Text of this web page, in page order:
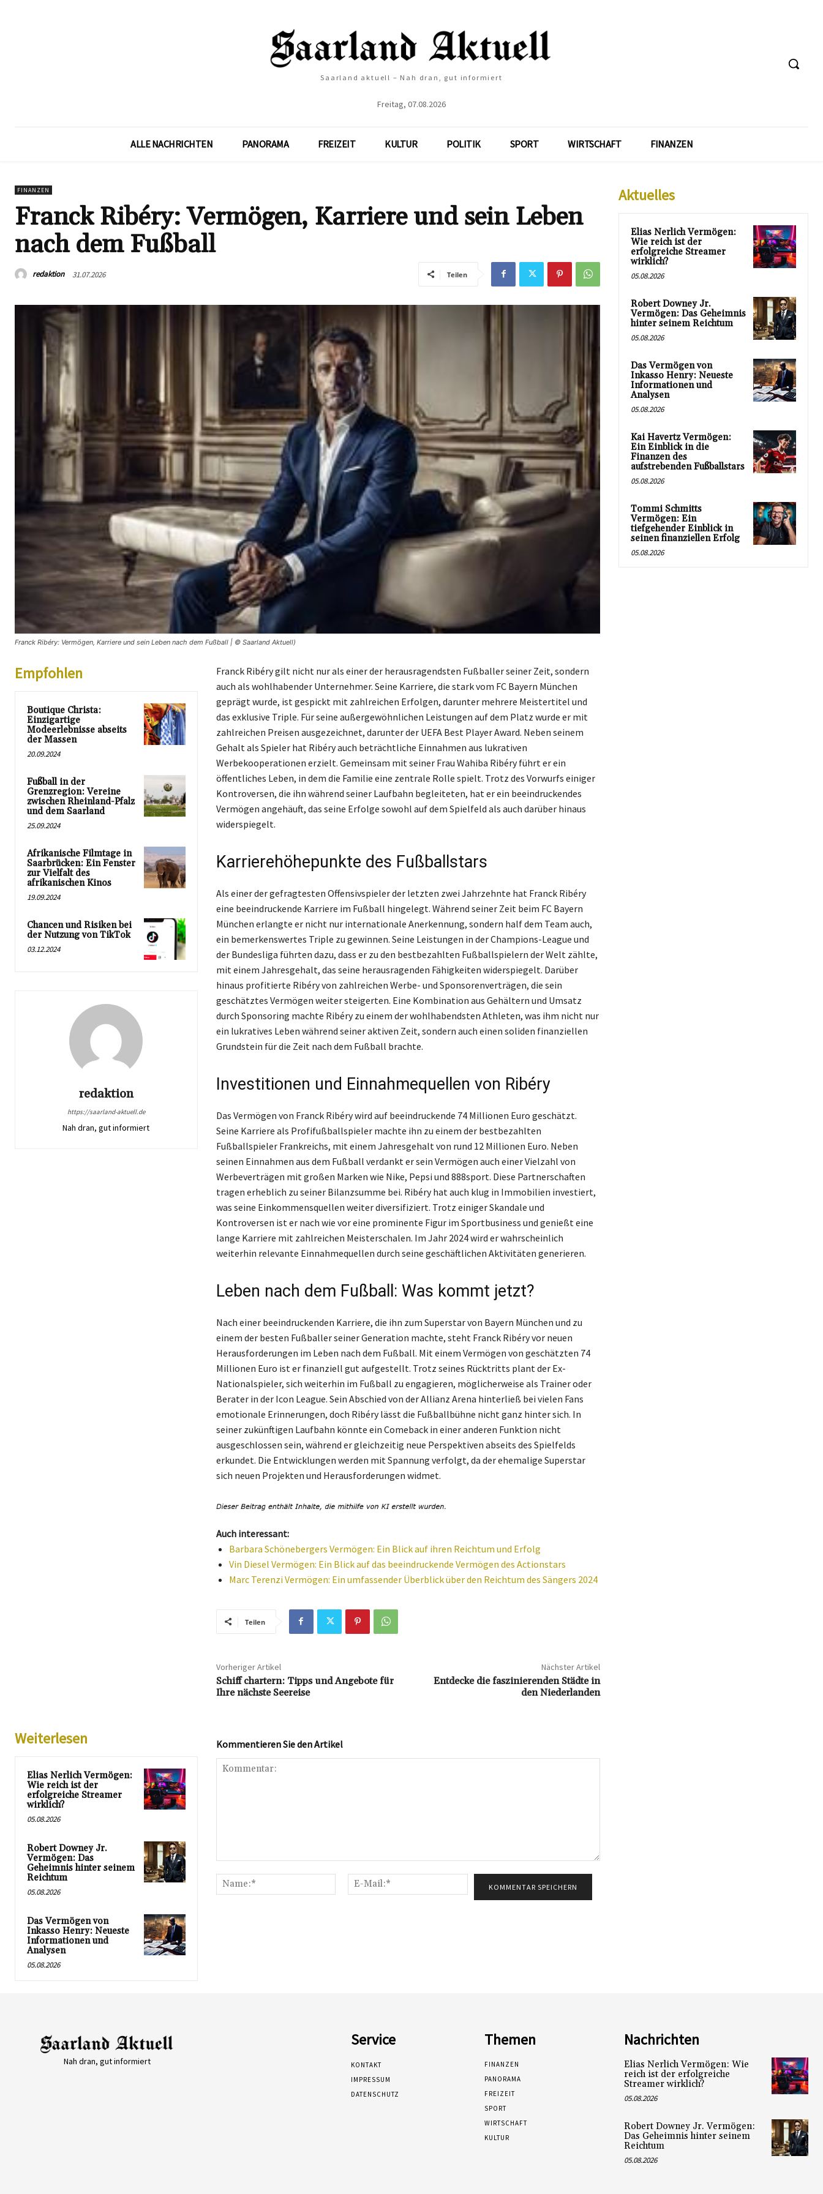
Saarland aktuell – Nah dran, gut informiert
Freitag, 07.08.2026
ALLE NACHRICHTEN PANORAMA FREIZEIT KULTUR POLITIK SPORT WIRTSCHAFT FINANZEN
FINANZEN
Franck Ribéry: Vermögen, Karriere und sein Leben
nach dem Fußball
redaktion 31.07.2026 Teilen
Franck Ribéry: Vermögen, Karriere und sein Leben nach dem Fußball | © Saarland Aktuell)
Empfohlen
Boutique Christa:
Einzigartige
Modeerlebnisse abseits
der Massen
20.09.2024
Fußball in der
Grenzregion: Vereine
zwischen Rheinland-Pfalz
und dem Saarland
25.09.2024
Afrikanische Filmtage in
Saarbrücken: Ein Fenster
zur Vielfalt des
afrikanischen Kinos
19.09.2024
Chancen und Risiken bei
der Nutzung von TikTok
03.12.2024
redaktion
https://saarland-aktuell.de
Nah dran, gut informiert
Franck Ribéry gilt nicht nur als einer der herausragendsten Fußballer seiner Zeit, sondern
auch als wohlhabender Unternehmer. Seine Karriere, die stark vom FC Bayern München
geprägt wurde, ist gespickt mit zahlreichen Erfolgen, darunter mehrere Meistertitel und
das exklusive Triple. Für seine außergewöhnlichen Leistungen auf dem Platz wurde er mit
zahlreichen Preisen ausgezeichnet, darunter der UEFA Best Player Award. Neben seinem
Gehalt als Spieler hat Ribéry auch beträchtliche Einnahmen aus lukrativen
Werbekooperationen erzielt. Gemeinsam mit seiner Frau Wahiba Ribéry führt er ein
öffentliches Leben, in dem die Familie eine zentrale Rolle spielt. Trotz des Vorwurfs einiger
Kontroversen, die ihn während seiner Laufbahn begleiteten, hat er ein beeindruckendes
Vermögen angehäuft, das seine Erfolge sowohl auf dem Spielfeld als auch darüber hinaus
widerspiegelt.
Karrierehöhepunkte des Fußballstars
Als einer der gefragtesten Offensivspieler der letzten zwei Jahrzehnte hat Franck Ribéry
eine beeindruckende Karriere im Fußball hingelegt. Während seiner Zeit beim FC Bayern
München erlangte er nicht nur internationale Anerkennung, sondern half dem Team auch,
ein bemerkenswertes Triple zu gewinnen. Seine Leistungen in der Champions-League und
der Bundesliga führten dazu, dass er zu den bestbezahlten Fußballspielern der Welt zählte,
mit einem Jahresgehalt, das seine herausragenden Fähigkeiten widerspiegelt. Darüber
hinaus profitierte Ribéry von zahlreichen Werbe- und Sponsorenverträgen, die sein
geschätztes Vermögen weiter steigerten. Eine Kombination aus Gehältern und Umsatz
durch Sponsoring machte Ribéry zu einem der wohlhabendsten Athleten, was ihm nicht nur
ein lukratives Leben während seiner aktiven Zeit, sondern auch einen soliden finanziellen
Grundstein für die Zeit nach dem Fußball brachte.
Investitionen und Einnahmequellen von Ribéry
Das Vermögen von Franck Ribéry wird auf beeindruckende 74 Millionen Euro geschätzt.
Seine Karriere als Profifußballspieler machte ihn zu einem der bestbezahlten
Fußballspieler Frankreichs, mit einem Jahresgehalt von rund 12 Millionen Euro. Neben
seinen Einnahmen aus dem Fußball verdankt er sein Vermögen auch einer Vielzahl von
Werbeverträgen mit großen Marken wie Nike, Pepsi und 888sport. Diese Partnerschaften
tragen erheblich zu seiner Bilanzsumme bei. Ribéry hat auch klug in Immobilien investiert,
was seine Einkommensquellen weiter diversifiziert. Trotz einiger Skandale und
Kontroversen ist er nach wie vor eine prominente Figur im Sportbusiness und genießt eine
lange Karriere mit zahlreichen Meisterschalen. Im Jahr 2024 wird er wahrscheinlich
weiterhin relevante Einnahmequellen durch seine geschäftlichen Aktivitäten generieren.
Leben nach dem Fußball: Was kommt jetzt?
Nach einer beeindruckenden Karriere, die ihn zum Superstar von Bayern München und zu
einem der besten Fußballer seiner Generation machte, steht Franck Ribéry vor neuen
Herausforderungen im Leben nach dem Fußball. Mit einem Vermögen von geschätzten 74
Millionen Euro ist er finanziell gut aufgestellt. Trotz seines Rücktritts plant der Ex-
Nationalspieler, sich weiterhin im Fußball zu engagieren, möglicherweise als Trainer oder
Berater in der Icon League. Sein Abschied von der Allianz Arena hinterließ bei vielen Fans
emotionale Erinnerungen, doch Ribéry lässt die Fußballbühne nicht ganz hinter sich. In
seiner zukünftigen Laufbahn könnte ein Comeback in einer anderen Funktion nicht
ausgeschlossen sein, während er gleichzeitig neue Perspektiven abseits des Spielfelds
erkundet. Die Entwicklungen werden mit Spannung verfolgt, da der ehemalige Superstar
sich neuen Projekten und Herausforderungen widmet.
Auch interessant:
Barbara Schönebergers Vermögen: Ein Blick auf ihren Reichtum und Erfolg
Vin Diesel Vermögen: Ein Blick auf das beeindruckende Vermögen des Actionstars
Marc Terenzi Vermögen: Ein umfassender Überblick über den Reichtum des Sängers 2024
Teilen
Vorheriger Artikel
Schiff chartern: Tipps und Angebote für
Ihre nächste Seereise
Nächster Artikel
Entdecke die faszinierenden Städte in
den Niederlanden
Weiterlesen
Elias Nerlich Vermögen:
Wie reich ist der
erfolgreiche Streamer
wirklich?
05.08.2026
Robert Downey Jr.
Vermögen: Das
Geheimnis hinter seinem
Reichtum
05.08.2026
Das Vermögen von
Inkasso Henry: Neueste
Informationen und
Analysen
05.08.2026
Kommentieren Sie den Artikel
Name:*
Mail:*
Aktuelles
Elias Nerlich Vermögen:
Wie reich ist der
erfolgreiche Streamer
wirklich?
05.08.2026
Robert Downey Jr.
Vermögen: Das Geheimnis
hinter seinem Reichtum
05.08.2026
Das Vermögen von
Inkasso Henry: Neueste
Informationen und
Analysen
05.08.2026
Kai Havertz Vermögen:
Ein Einblick in die
Finanzen des
aufstrebenden Fußballstars
05.08.2026
Tommi Schmitts
Vermögen: Ein
tiefgehender Einblick in
seinen finanziellen Erfolg
05.08.2026
Nah dran, gut informiert
Service
KONTAKT
IMPRESSUM
DATENSCHUTZ
Themen
FINANZEN
PANORAMA
FREIZEIT
SPORT
WIRTSCHAFT
KULTUR
Nachrichten
Elias Nerlich Vermögen: Wie
reich ist der erfolgreiche
Streamer wirklich?
05.08.2026
Robert Downey Jr. Vermögen:
Das Geheimnis hinter seinem
Reichtum
05.08.2026